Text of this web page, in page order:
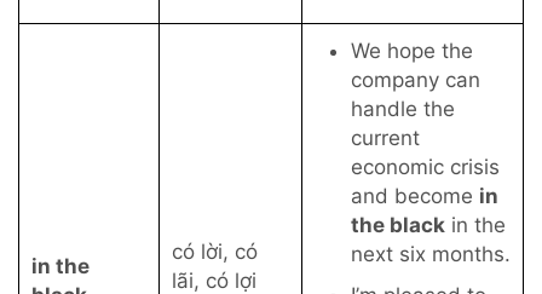
in the
có lời, có
lãi, có lợi
We hope the
company can
handle the
current
economic crisis
and become in
the black in the
next six months.